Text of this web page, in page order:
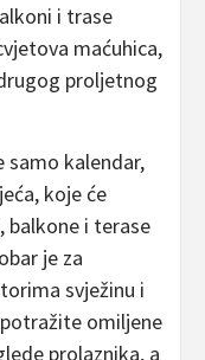
i trase
maćuhica,
proljetnog
samo kalendar,
koje će
i terase
je za
svježinu i
omiljene
prolaznika, a